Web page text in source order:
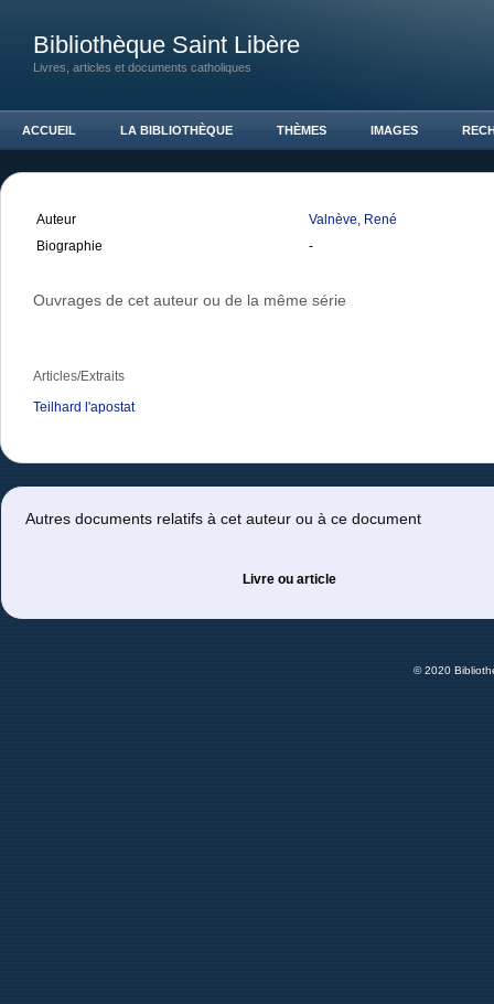
Bibliothèque Saint Libère
Livres, articles et documents catholiques
ACCUEIL LA BIBLIOTHÈQUE THÈMES IMAGES
Auteur
Valnève, René
Biographie
-
Ouvrages de cet auteur ou de la même série
Articles/Extraits
Teilhard l'apostat
Autres documents relatifs à cet auteur ou à ce document
Livre ou article
© 2020